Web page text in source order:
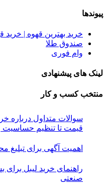
پیوندها
خرید بهترین قهوه | خرید
صندوق طلا
وام فوری
لینک های پیشنهادی
منتخب کسب و کار
سوالات متداول درباره
قیمت تا تنظیم
اهمیت آگهی برای
راهنمای خرید لیبل
صنعتی